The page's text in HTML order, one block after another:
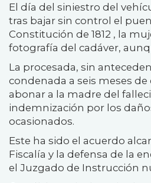
El día del siniestro del
tras bajar sin control el
Constitución de 1812 , la
fotografía del cadáver,
La procesada, sin
condenada a seis meses de
abonar a la madre del
indemnización por los
ocasionados.
Este ha sido el acuerdo
Fiscalía y la defensa de la
el Juzgado de Instrucción